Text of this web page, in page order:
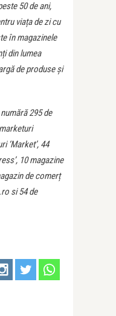
50 de ani,
viața de zi cu
în magazinele
din lumea
de produse și
295 de
‘Market’, 44
10 magazine
de comerț
si 54 de